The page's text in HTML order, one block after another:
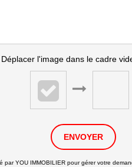
Déplacer l'image dans le cadre
ENVOYER
YOU IMMOBILIER pour gérer votre